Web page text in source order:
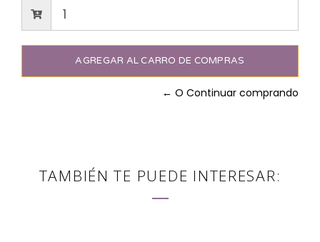
← O Continuar comprando
TAMBIÉN TE PUEDE INTERESAR: